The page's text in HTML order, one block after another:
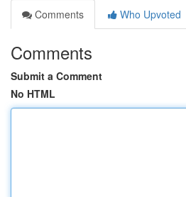
Comments
Who Upvoted
Comments
Submit a Comment
No HTML